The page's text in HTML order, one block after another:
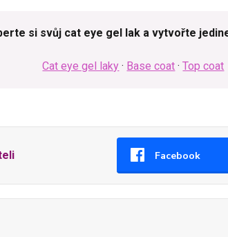
si svůj cat eye gel lak a vytvořte
Cat eye gel laky · Base coat ·Top coat
Facebook